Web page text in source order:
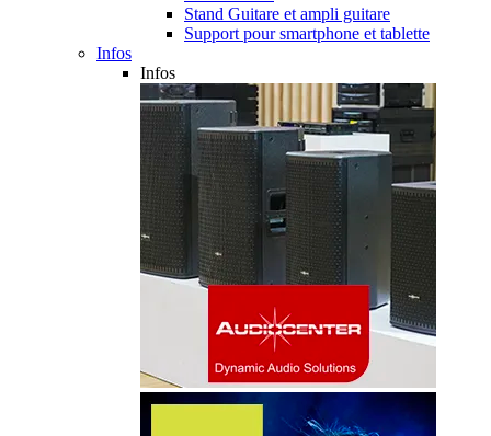
Stand Guitare et ampli guitare
Support pour smartphone et tablette
Infos
Infos